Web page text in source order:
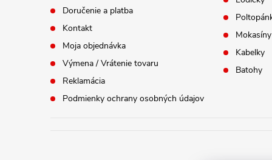
Doručenie a platba
Kontakt
Moja objednávka
Výmena / Vrátenie tovaru
Reklamácia
Podmienky ochrany osobných údajov
Mokasíny
Kabelky
Batohy